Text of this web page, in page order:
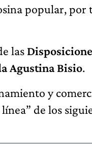
popular, por
las
Agustina Bisio.
y
de los